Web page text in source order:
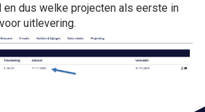
dus welke projecten als eerste in
uitlevering.